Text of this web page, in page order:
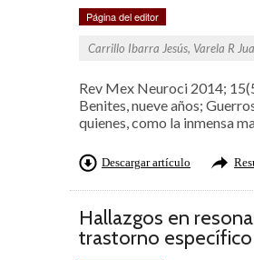
Página del editor
Carrillo Ibarra Jesús, Varela R
Rev Mex Neuroci 2014;
Benites, nueve años;
quienes, como la inmensa
Descargar artículo
Hallazgos en
trastorno